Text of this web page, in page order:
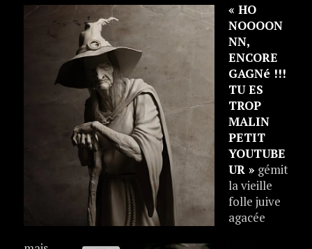
« HO
NOOOON
NN,
ENCORE
GAGNé !!!
TU ES
TROP
MALIN
PETIT
YOUTUBE
UR » gémit
la vieille
folle juive
agacée